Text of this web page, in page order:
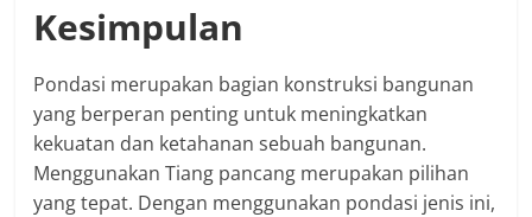
Kesimpulan
Pondasi merupakan bagian konstruksi bangunan
yang berperan penting untuk meningkatkan
kekuatan dan ketahanan sebuah bangunan.
Menggunakan Tiang pancang merupakan pilihan
yang tepat. Dengan menggunakan pondasi jenis ini,